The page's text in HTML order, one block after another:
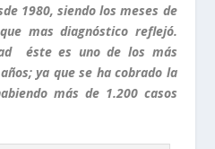
1980, siendo los meses de
mas diagnóstico reflejó.
éste es uno de los más
ya que se ha cobrado la
más de 1.200 casos